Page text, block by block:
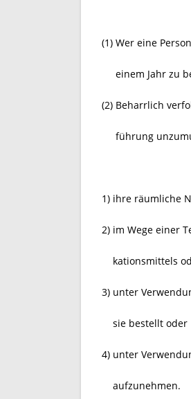
(1) Wer eine
einem Jahr zu
(2) Beharrlich
führung
1) ihre räumliche
2) im Wege einer
kationsmittels
3) unter
sie bestellt oder
4) unter
aufzunehmen.